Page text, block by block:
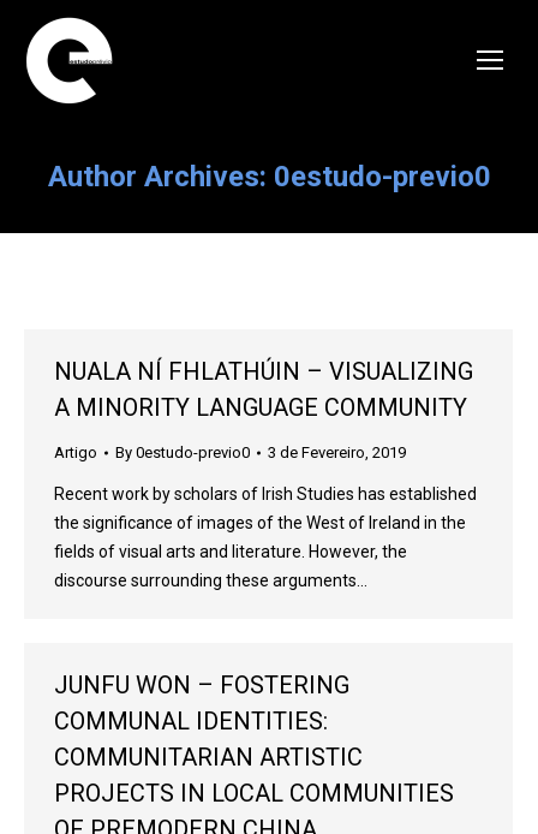
Author Archives: 0estudo-previo0
NUALA NÍ FHLATHÚIN – VISUALIZING
A MINORITY LANGUAGE COMMUNITY
Artigo By 0estudo-previo0 3 de Fevereiro, 2019
Recent work by scholars of Irish Studies has established
the significance of images of the West of Ireland in the
fields of visual arts and literature. However, the
discourse surrounding these arguments…
JUNFU WON – FOSTERING
COMMUNAL IDENTITIES:
COMMUNITARIAN ARTISTIC
PROJECTS IN LOCAL COMMUNITIES